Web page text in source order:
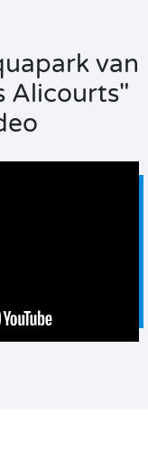
van
Alicourts"